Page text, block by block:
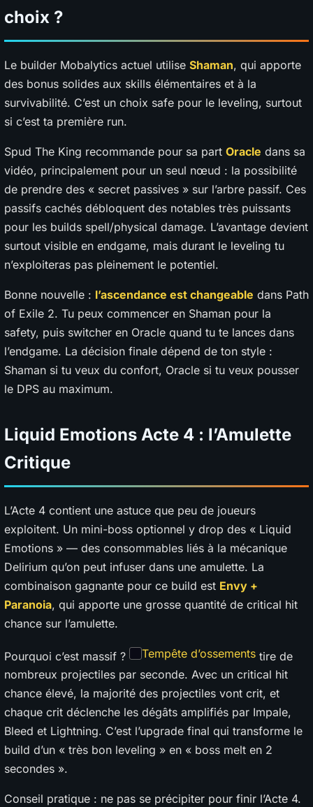
choix ?
Le builder Mobalytics actuel utilise Shaman, qui apporte
des bonus solides aux skills élémentaires et à la
survivabilité. C’est un choix safe pour le leveling, surtout
si c’est ta première run.
Spud The King recommande pour sa part Oracle dans sa
vidéo, principalement pour un seul nœud : la possibilité
de prendre des « secret passives » sur l’arbre passif. Ces
passifs cachés débloquent des notables très puissants
pour les builds spell/physical damage. L’avantage devient
surtout visible en endgame, mais durant le leveling tu
n’exploiteras pas pleinement le potentiel.
Bonne nouvelle : l’ascendance est changeable dans Path
of Exile 2. Tu peux commencer en Shaman pour la
safety, puis switcher en Oracle quand tu te lances dans
l’endgame. La décision finale dépend de ton style :
Shaman si tu veux du confort, Oracle si tu veux pousser
le DPS au maximum.
Liquid Emotions Acte 4 : l’Amulette
Critique
L’Acte 4 contient une astuce que peu de joueurs
exploitent. Un mini-boss optionnel y drop des « Liquid
Emotions » — des consommables liés à la mécanique
Delirium qu’on peut infuser dans une amulette. La
combinaison gagnante pour ce build est Envy +
Paranoia, qui apporte une grosse quantité de critical hit
chance sur l’amulette.
Pourquoi c’est massif ? Tempête d’ossements tire de
nombreux projectiles par seconde. Avec un critical hit
chance élevé, la majorité des projectiles vont crit, et
chaque crit déclenche les dégâts amplifiés par Impale,
Bleed et Lightning. C’est l’upgrade final qui transforme le
build d’un « très bon leveling » en « boss melt en 2
secondes ».
Conseil pratique : ne pas se précipiter pour finir l’Acte 4.